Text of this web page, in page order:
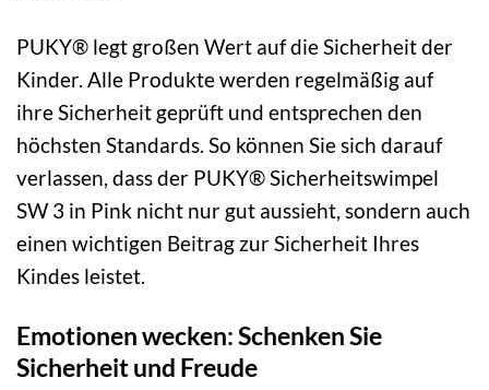
PUKY® legt großen Wert auf die Sicherheit der
Kinder. Alle Produkte werden regelmäßig auf
ihre Sicherheit geprüft und entsprechen den
höchsten Standards. So können Sie sich darauf
verlassen, dass der PUKY® Sicherheitswimpel
SW 3 in Pink nicht nur gut aussieht, sondern auch
einen wichtigen Beitrag zur Sicherheit Ihres
Kindes leistet.
Emotionen wecken: Schenken Sie
Sicherheit und Freude